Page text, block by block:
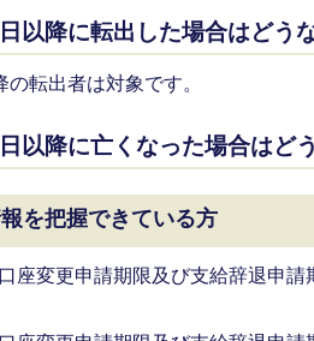
以降に転出した場合はどう
転出者は対象です。
以降に亡くなった場合はど
を把握できている方
座変更申請期限及び支給辞退申